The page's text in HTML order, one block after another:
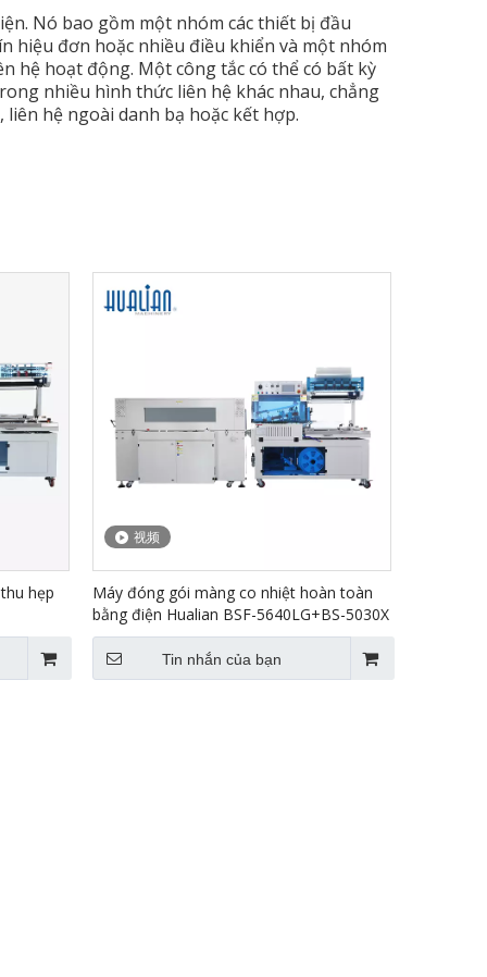
Nó bao gồm một nhóm các thiết bị đầu
hiệu đơn hoặc nhiều điều khiển và một nhóm
hệ hoạt động. Một công tắc có thể có bất kỳ
nhiều hình thức liên hệ khác nhau, chẳng
hệ ngoài danh bạ hoặc kết hợp.
hẹp
视频
Máy đóng gói màng co nhiệt hoàn toàn
bằng điện Hualian BSF-5640LG+BS-5030X
Tin nhắn của bạn